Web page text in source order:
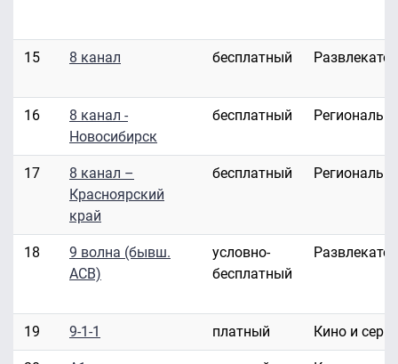
15 8 канал бесплатный
16
8 канал -
Новосибирск
бесплатный
17
8 канал –
Красноярский
край
бесплатный
18
9 волна (бывш.
АСВ)
условно-
бесплатный
19 9-1-1 платный Кино и